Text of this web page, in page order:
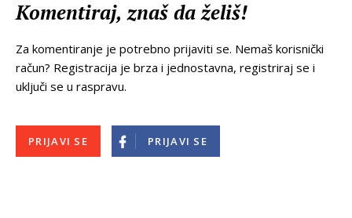
Komentiraj, znaš da želiš!
Za komentiranje je potrebno prijaviti se. Nemaš korisnički
račun? Registracija je brza i jednostavna, registriraj se i
uključi se u raspravu.
PRIJAVI SE PRIJAVI SE